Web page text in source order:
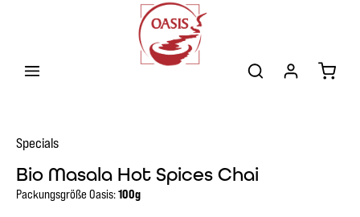
Specials
Bio Masala Hot Spices Chai
Packungsgröße Oasis:100g